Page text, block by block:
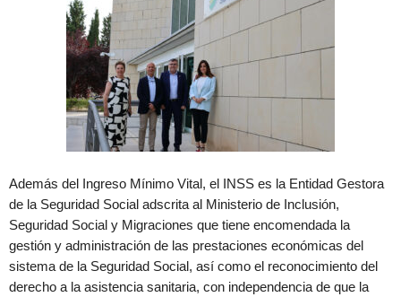
Además del Ingreso Mínimo Vital, el INSS es la Entidad Gestora
de la Seguridad Social adscrita al Ministerio de Inclusión,
Seguridad Social y Migraciones que tiene encomendada la
gestión y administración de las prestaciones económicas del
sistema de la Seguridad Social, así como el reconocimiento del
derecho a la asistencia sanitaria, con independencia de que la